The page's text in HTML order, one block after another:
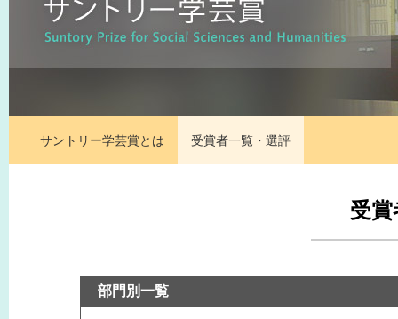
サントリー学芸賞とは 受賞者一覧・選評
受
部門別一覧